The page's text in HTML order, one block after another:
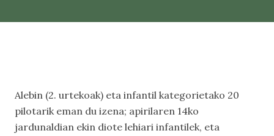
Alebin (2. urtekoak) eta infantil kategorietako 20
pilotarik eman du izena; apirilaren 14ko
jardunaldian ekin diote lehiari infantilek, eta